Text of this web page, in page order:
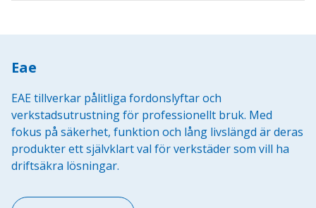
Eae
EAE tillverkar pålitliga fordonslyftar och
verkstadsutrustning för professionellt bruk. Med
fokus på säkerhet, funktion och lång livslängd är deras
produkter ett självklart val för verkstäder som vill ha
driftsäkra lösningar.